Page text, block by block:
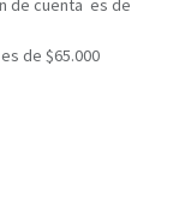
de $65.000